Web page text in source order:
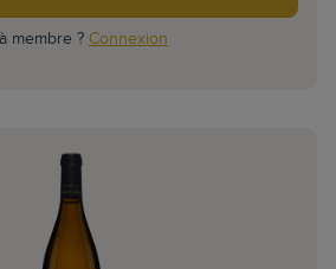
membre ? Connexion